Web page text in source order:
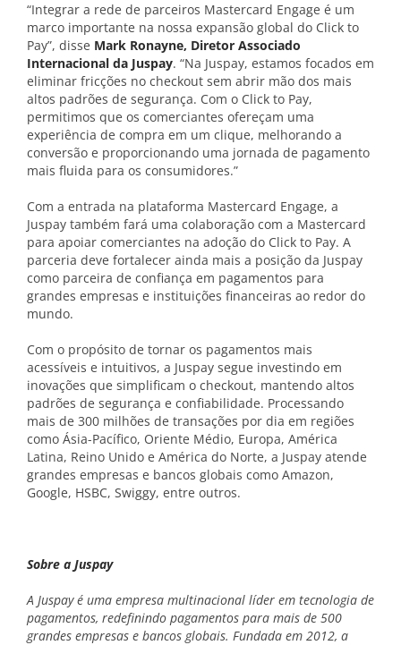
“Integrar a rede de parceiros Mastercard Engage é um
marco importante na nossa expansão global do Click to
Pay”, disse Mark Ronayne, Diretor Associado
Internacional da Juspay. “Na Juspay, estamos focados em
eliminar fricções no checkout sem abrir mão dos mais
altos padrões de segurança. Com o Click to Pay,
permitimos que os comerciantes ofereçam uma
experiência de compra em um clique, melhorando a
conversão e proporcionando uma jornada de pagamento
mais fluida para os consumidores.”
Com a entrada na plataforma Mastercard Engage, a
Juspay também fará uma colaboração com a Mastercard
para apoiar comerciantes na adoção do Click to Pay. A
parceria deve fortalecer ainda mais a posição da Juspay
como parceira de confiança em pagamentos para
grandes empresas e instituições financeiras ao redor do
mundo.
Com o propósito de tornar os pagamentos mais
acessíveis e intuitivos, a Juspay segue investindo em
inovações que simplificam o checkout, mantendo altos
padrões de segurança e confiabilidade. Processando
mais de 300 milhões de transações por dia em regiões
como Ásia-Pacífico, Oriente Médio, Europa, América
Latina, Reino Unido e América do Norte, a Juspay atende
grandes empresas e bancos globais como Amazon,
Google, HSBC, Swiggy, entre outros.
Sobre a Juspay
A Juspay é uma empresa multinacional líder em tecnologia de
pagamentos, redefinindo pagamentos para mais de 500
grandes empresas e bancos globais. Fundada em 2012, a